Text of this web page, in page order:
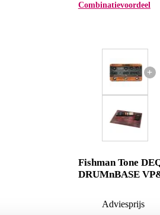
Combinatievoordeel
+
Fishman Tone
DRUMnBASE
Adviesprijs